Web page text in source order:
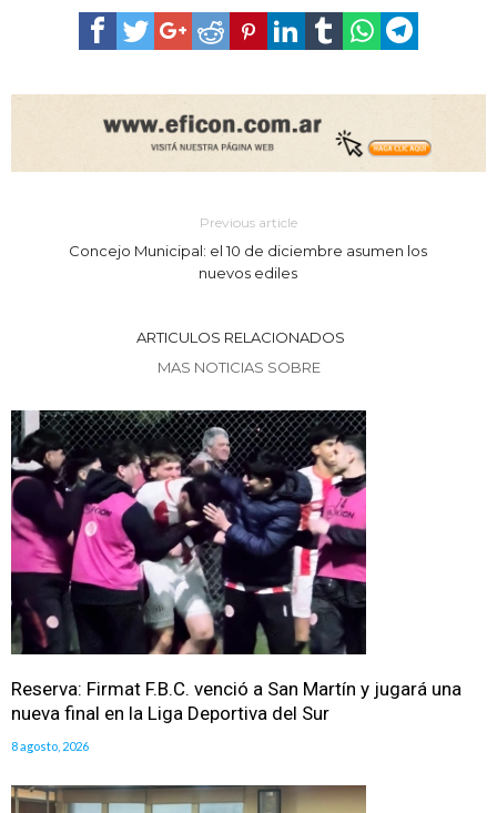
Previous article
Concejo Municipal: el 10 de diciembre asumen los
nuevos ediles
ARTICULOS RELACIONADOS
MAS NOTICIAS SOBRE
Reserva: Firmat F.B.C. venció a San Martín y jugará una
nueva final en la Liga Deportiva del Sur
8 agosto, 2026